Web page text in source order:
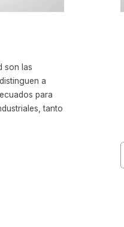
son las
a
para
tanto